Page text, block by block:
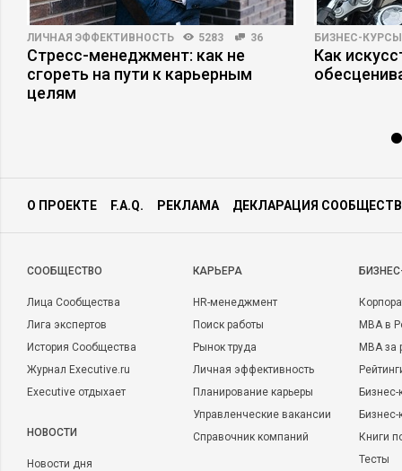
ЛИЧНАЯ ЭФФЕКТИВНОСТЬ 5283 36
Стресс-менеджмент: как не
сгореть на пути к карьерным
целям
БИЗНЕС-КУРСЫ
Как
О ПРОЕКТЕ F.A.Q. РЕКЛАМА ДЕКЛАРАЦИЯ
CООБЩЕСТВО
Лица Сообщества
Лига экспертов
История Сообщества
Журнал Executive.ru
Executive отдыхает
НОВОСТИ
Новости дня
КАРЬЕРА
HR-менеджмент
Поиск работы
Рынок труда
Личная эффективность
Планирование карьеры
Управленческие вакансии
Справочник компаний
MBA в
MBA
Бизнес-
Книги
Тесты